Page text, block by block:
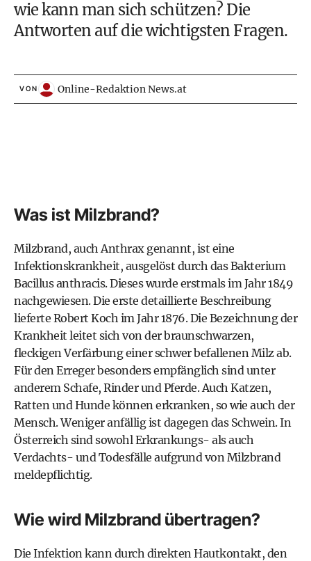
wie kann man sich schützen? Die
Antworten auf die wichtigsten Fragen.
VON Online-Redaktion News.at
Was ist Milzbrand?
Milzbrand, auch Anthrax genannt, ist eine
Infektionskrankheit, ausgelöst durch das Bakterium
Bacillus anthracis. Dieses wurde erstmals im Jahr 1849
nachgewiesen. Die erste detaillierte Beschreibung
lieferte Robert Koch im Jahr 1876. Die Bezeichnung der
Krankheit leitet sich von der braunschwarzen,
fleckigen Verfärbung einer schwer befallenen Milz ab.
Für den Erreger besonders empfänglich sind unter
anderem Schafe, Rinder und Pferde. Auch Katzen,
Ratten und Hunde können erkranken, so wie auch der
Mensch. Weniger anfällig ist dagegen das Schwein. In
Österreich sind sowohl Erkrankungs- als auch
Verdachts- und Todesfälle aufgrund von Milzbrand
meldepflichtig.
Wie wird Milzbrand übertragen?
Die Infektion kann durch direkten Hautkontakt, den